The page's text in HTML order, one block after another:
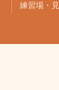
練習場・